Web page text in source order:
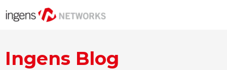
Ingens Blog